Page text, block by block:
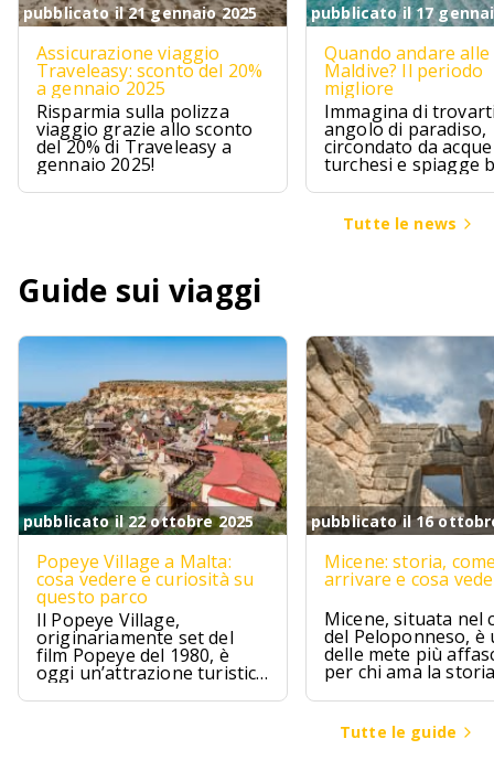
pubblicato il 21 gennaio 2025
Assicurazione viaggio
Traveleasy: sconto del 20%
a gennaio 2025
Risparmia sulla polizza
viaggio grazie allo sconto
del 20% di Traveleasy a
gennaio 2025!
pubblicato il 17
Quando andare alle
Maldive? Il periodo
migliore
Immagina di
angolo di paradiso,
circondato da acque
turchesi e spiagge
Le Maldive sono
questo, un sogno
avvera per chi
un pizzico di
Tutte le news
Guide sui viaggi
pubblicato il 22 ottobre 2025
Popeye Village a Malta:
cosa vedere e curiosità su
questo parco
Il Popeye Village,
originariamente set del
film Popeye del 1980, è
oggi un’attrazione turistica
ad Anchor Bay, Malta.
pubblicato il 16
Micene: storia,
arrivare e cosa
Micene, situata nel
del Peloponneso, è
delle mete più
per chi ama la
l’archeologia.
Tutte le guide